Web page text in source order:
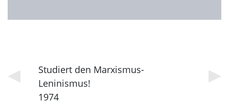
Studiert den Marxismus-
Leninismus!
1974